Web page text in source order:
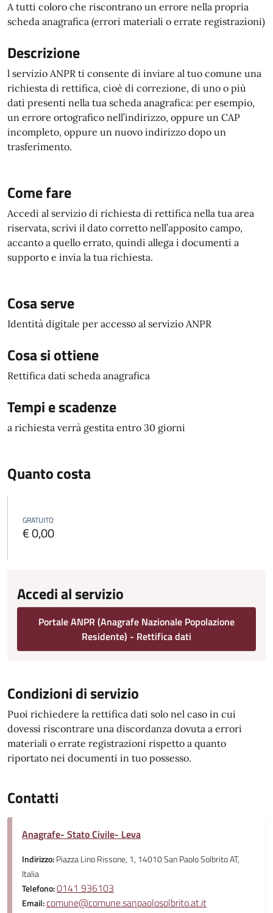
A tutti coloro che riscontrano un errore nella propria
scheda anagrafica (errori materiali o errate registrazioni)
Descrizione
l servizio ANPR ti consente di inviare al tuo comune una
richiesta di rettifica, cioè di correzione, di uno o più
dati presenti nella tua scheda anagrafica: per esempio,
un errore ortografico nell’indirizzo, oppure un CAP
incompleto, oppure un nuovo indirizzo dopo un
trasferimento.
Come fare
Accedi al servizio di richiesta di rettifica nella tua area
riservata, scrivi il dato corretto nell’apposito campo,
accanto a quello errato, quindi allega i documenti a
supporto e invia la tua richiesta.
Cosa serve
Identità digitale per accesso al servizio ANPR
Cosa si ottiene
Rettifica dati scheda anagrafica
Tempi e scadenze
a richiesta verrà gestita entro 30 giorni
Quanto costa
GRATUITO
€ 0,00
Accedi al servizio
Portale ANPR (Anagrafe Nazionale Popolazione
Residente) - Rettifica dati
Condizioni di servizio
Puoi richiedere la rettifica dati solo nel caso in cui
dovessi riscontrare una discordanza dovuta a errori
materiali o errate registrazioni rispetto a quanto
riportato nei documenti in tuo possesso.
Contatti
Anagrafe- Stato Civile- Leva
Indirizzo:Piazza Lino Rissone, 1, 14010 San Paolo Solbrito AT,
Italia
Telefono:0141 936103
Email:comune@comune.sanpaolosolbrito.at.it